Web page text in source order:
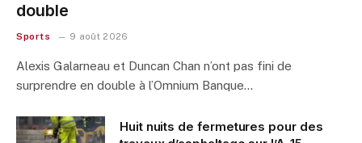
double
Sports 9 août 2026
Alexis Galarneau et Duncan Chan n’ont pas fini de
surprendre en double à l’Omnium Banque…
Huit nuits de fermetures pour des